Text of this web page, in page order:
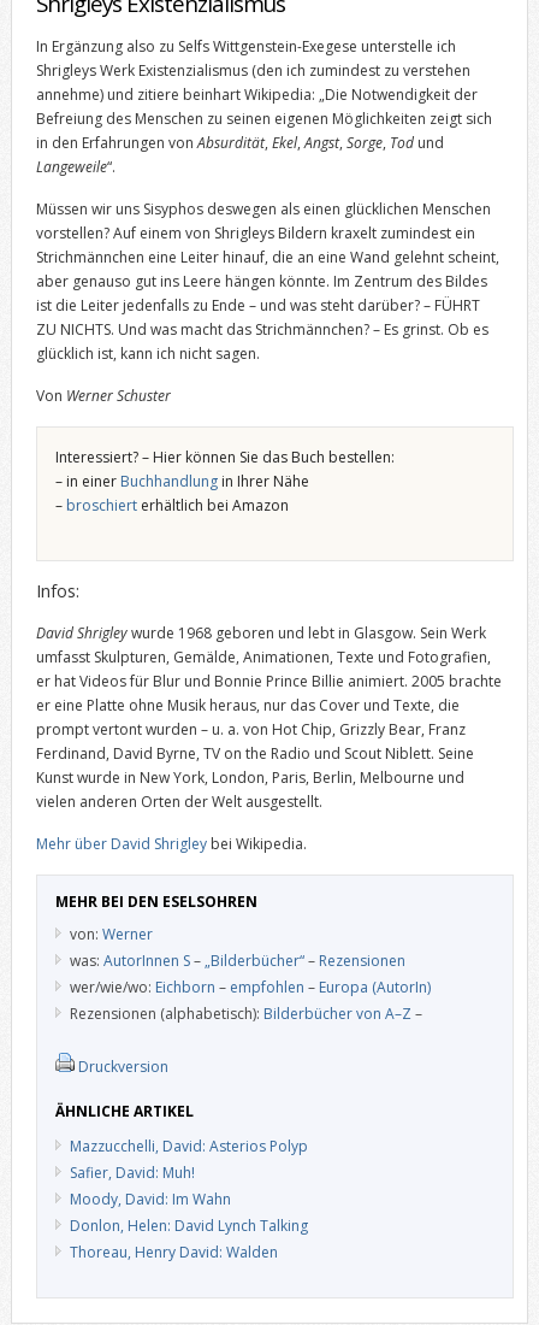
In Ergänzung also zu Selfs Wittgenstein-Exegese unterstelle ich
Shrigleys Werk Existenzialismus (den ich zumindest zu verstehen
annehme) und zitiere beinhart Wikipedia: „Die Notwendigkeit der
Befreiung des Menschen zu seinen eigenen Möglichkeiten zeigt sich
in den Erfahrungen vonAbsurdität, Ekel,Angst, Sorge, Todund
Langeweile“.
Müssen wir uns Sisyphos deswegen als einen glücklichen Menschen
vorstellen? Auf einem von Shrigleys Bildern kraxelt zumindest ein
Strichmännchen eine Leiter hinauf, die an eine Wand gelehnt scheint,
aber genauso gut ins Leere hängen könnte. Im Zentrum des Bildes
ist die Leiter jedenfalls zu Ende – und was steht darüber? – FÜHRT
ZU NICHTS. Und was macht das Strichmännchen? – Es grinst. Ob es
glücklich ist, kann ich nicht sagen.
Von Werner Schuster
Interessiert? – Hier können Sie das Buch bestellen:
– in einer Buchhandlungin Ihrer Nähe
– broschierterhältlich bei Amazon
Infos:
David Shrigleywurde 1968 geboren und lebt in Glasgow. Sein Werk
umfasst Skulpturen, Gemälde, Animationen, Texte und Fotografien,
er hat Videos für Blur und Bonnie Prince Billie animiert. 2005 brachte
er eine Platte ohne Musik heraus, nur das Cover und Texte, die
prompt vertont wurden – u. a. von Hot Chip, Grizzly Bear, Franz
Ferdinand, David Byrne, TV on the Radio und Scout Niblett. Seine
Kunst wurde in New York, London, Paris, Berlin, Melbourne und
vielen anderen Orten der Welt ausgestellt.
Mehr über David Shrigleybei Wikipedia.
MEHR BEI DEN ESELSOHREN
von: Werner
was: AutorInnen S– „Bilderbücher“– Rezensionen
wer/wie/wo: Eichborn – empfohlen – Europa (AutorIn)
Rezensionen (alphabetisch): Bilderbücher von A–Z –
Druckversion
ÄHNLICHE ARTIKEL
Mazzucchelli, David: Asterios Polyp
Safier, David: Muh!
Moody, David: Im Wahn
Donlon, Helen: David Lynch Talking
Thoreau, Henry David: Walden